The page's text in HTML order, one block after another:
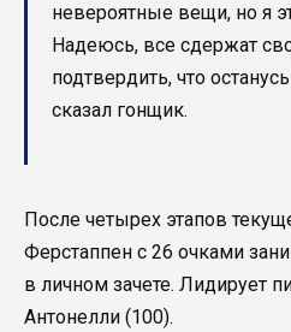
невероятные вещи, но я
Надеюсь, все сдержат
подтвердить, что
сказал гонщик.
После четырех этапов
Ферстаппен с 26 очками
в личном зачете. Лидирует
Антонелли (100).